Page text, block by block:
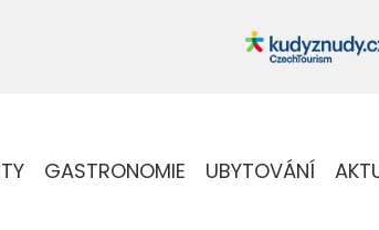
GASTRONOMIE UBYTOVÁNÍ